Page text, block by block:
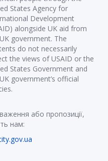
States Agency for
Development
alongside UK aid from
government. The
do not necessarily
the views of USAID or the
States Government and
government’s official
або пропозиції,
нам: